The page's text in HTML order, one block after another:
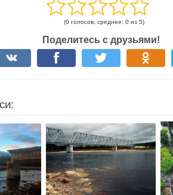
(0 голосов, среднее: 0 из 5)
Поделитесь с друзьями!